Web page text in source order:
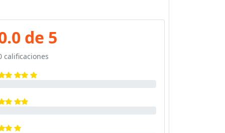
de 5
calificaciones